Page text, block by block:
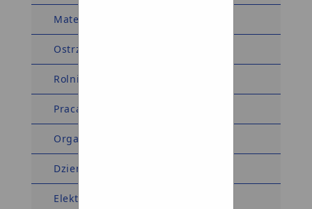
Materiały wyborcze
Ostrzeżenia meteorologiczne
Rolnictwo
Praca
Organizacje pozarządowe
Dziennik Ustaw Monitor Polski
Elektroniczna Skrzynka Podawcza